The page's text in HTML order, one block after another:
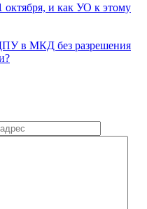
и как УО к этому
в МКД без разрешения